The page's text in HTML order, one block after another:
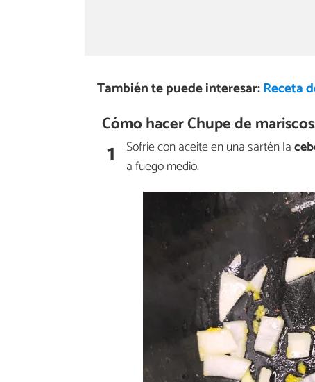
También te puede interesar:Receta
Cómo hacer Chupe de
1 Sofríe con aceite en una sartén la
a fuego medio.